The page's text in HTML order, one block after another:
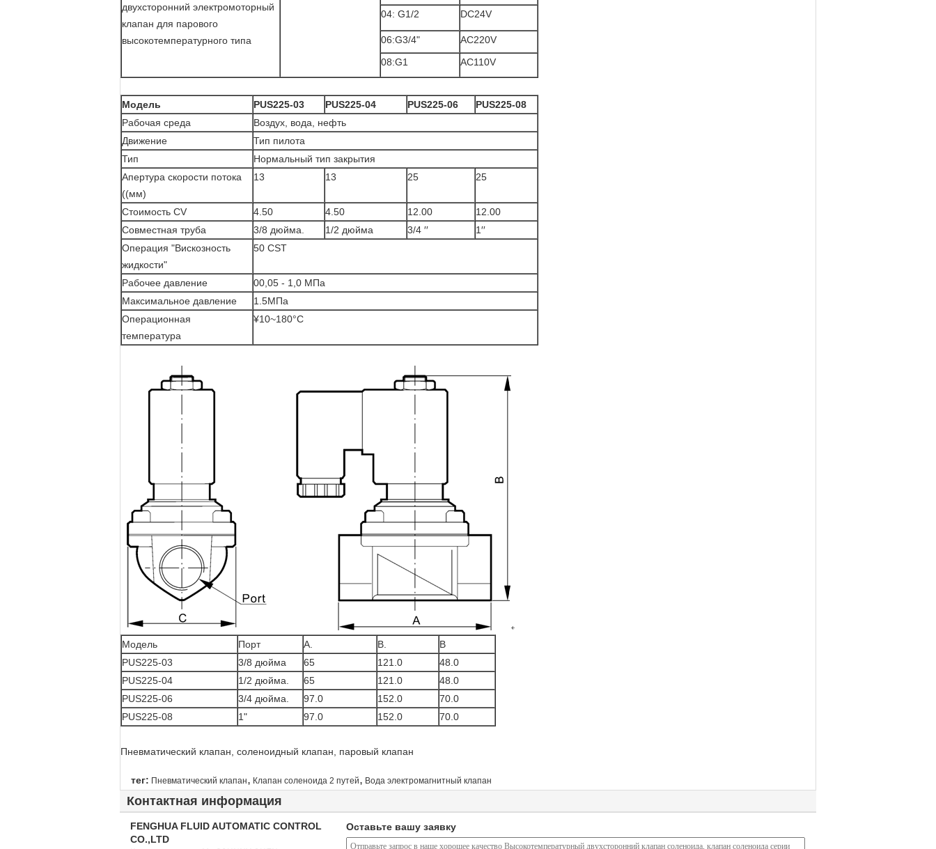
двухсторонний электромоторный
клапан для парового
высокотемпературного типа
04: G1/2 DC24V
06:G3/4"
AC220V
08:G1
AC110V
Модель PUS225-03 PUS225-04 PUS225-06
PUS225-08
Рабочая среда
Воздух, вода, нефть
Движение
Тип пилота
Тип
Нормальный тип закрытия
Апертура скорости потока
((мм)
13 13 25 25
Стоимость CV 4.50 4.50 12.00
12.00
Совместная труба
3/8 дюйма. 1/2 дюйма 3/4 ′′
1′′
Операция "Вискозность
жидкости"
50 CST
Рабочее давление
00,05 - 1,0 МПа
Максимальное давление
1.5МПа
Операционная
температура
¥10~180°C
Модель Порт А. В.
В
PUS225-03
3/8 дюйма 65 121.0
48.0
PUS225-04
1/2 дюйма. 65 121.0
48.0
PUS225-06
3/4 дюйма. 97.0 152.0
70.0
PUS225-08
1" 97.0 152.0 70.0
Пневматический клапан, соленоидный клапан, паровый клапан
тег: Пневматический клапан, Клапан соленоида 2 путей, Вода электромагнитный клапан
Контактная информация
FENGHUA FLUID AUTOMATIC CONTROL
CO.,LTD
Оставьте вашу заявку